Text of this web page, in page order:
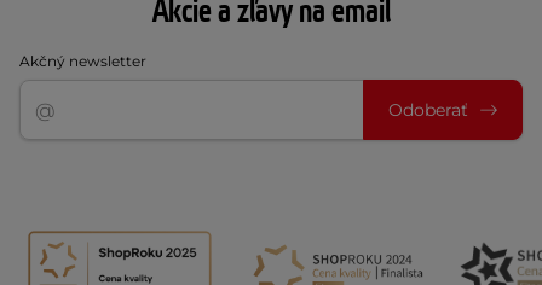
Akcie a zľavy na email
Akčný newsletter
Odoberať